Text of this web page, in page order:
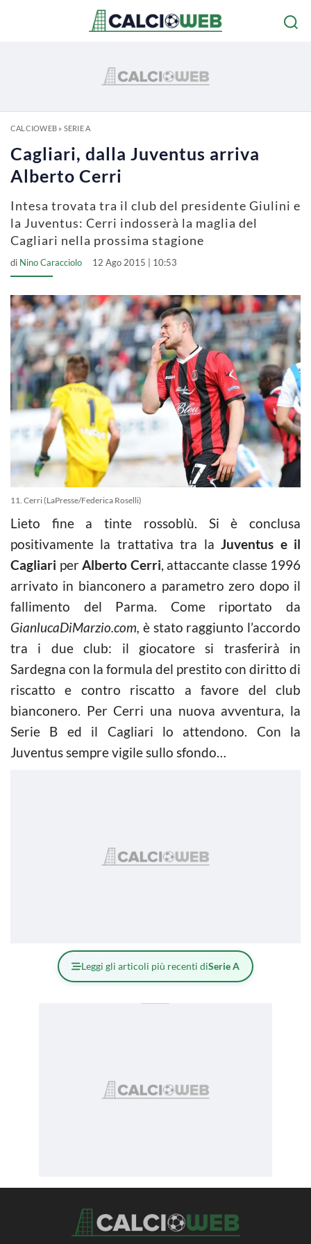
CALCIOWEB» SERIE A
Cagliari, dalla Juventus arriva
Alberto Cerri
Intesa trovata tra il club del presidente Giulini e
la Juventus: Cerri indosserà la maglia del
Cagliari nella prossima stagione
di Nino Caracciolo 12 Ago 2015 | 10:53
11. Cerri (LaPresse/Federica Roselli)
Lieto fine a tinte rossoblù. Si è conclusa
positivamente la trattativa tra laJuventus e il
Cagliari perAlberto Cerri, attaccante classe 1996
arrivato in bianconero a parametro zero dopo il
fallimento del Parma. Come riportato da
GianlucaDiMarzio.com, è stato raggiunto l’accordo
tra i due club: il giocatore si trasferirà in
Sardegna con la formula del prestito con diritto di
riscatto e contro riscatto a favore del club
bianconero. Per Cerri una nuova avventura, la
Serie B ed il Cagliari lo attendono. Con la
Juventus sempre vigile sullo sfondo…
Leggi gli articoli più recenti diSerie A